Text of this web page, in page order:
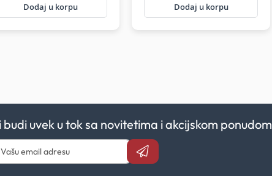
Dodaj u korpu Dodaj u korpu
budi uvek u tok sa novitetima i akcijskom ponudom